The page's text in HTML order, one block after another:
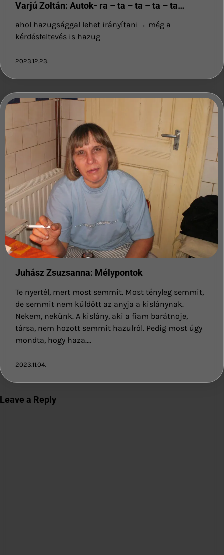
Varjú Zoltán: Autok- ra – ta – ta – ta – ta…
ahol hazugsággal lehet irányítani→ még a
kérdésfeltevés is hazug
2023.12.23.
Juhász Zsuzsanna: Mélypontok
Te nyertél, mert most semmit. Most tényleg semmit,
de semmit nem küldött az anyja a kislánynak.
Nekem, nekünk. A kislány, aki a fiam barátnője,
társa, nem hozott semmit hazulról. Pedig most úgy
mondta, hogy haza.…
2023.11.04.
Leave a Reply